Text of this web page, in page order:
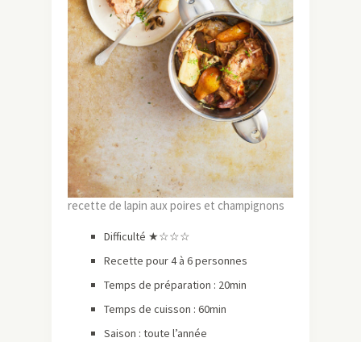
recette de lapin aux poires et champignons
Difficulté ★☆☆☆
Recette pour 4 à 6 personnes
Temps de préparation : 20min
Temps de cuisson : 60min
Saison : toute l’année